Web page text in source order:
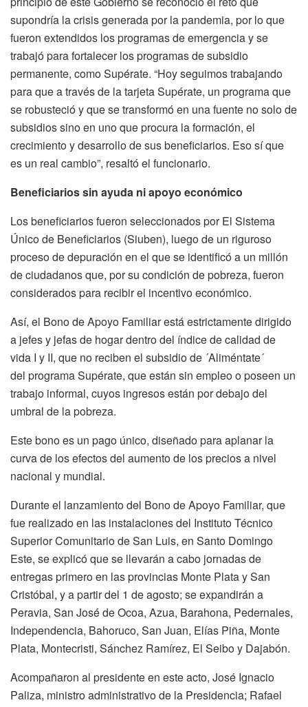
supondría la crisis generada por la pandemia, por lo que
fueron extendidos los programas de emergencia y se
trabajó para fortalecer los programas de subsidio
permanente, como Supérate. “Hoy seguimos trabajando
para que a través de la tarjeta Supérate, un programa que
se robusteció y que se transformó en una fuente no solo de
subsidios sino en uno que procura la formación, el
crecimiento y desarrollo de sus beneficiarios. Eso sí que
es un real cambio”, resaltó el funcionario.
Beneficiarios sin ayuda ni apoyo económico
Los beneficiarios fueron seleccionados por El Sistema
Único de Beneficiarios (Siuben), luego de un riguroso
proceso de depuración en el que se identificó a un millón
de ciudadanos que, por su condición de pobreza, fueron
considerados para recibir el incentivo económico.
Así, el Bono de Apoyo Familiar está estrictamente dirigido
a jefes y jefas de hogar dentro del índice de calidad de
vida I y II, que no reciben el subsidio de ´Aliméntate´
del programa Supérate, que están sin empleo o poseen un
trabajo informal, cuyos ingresos están por debajo del
umbral de la pobreza.
Este bono es un pago único, diseñado para aplanar la
curva de los efectos del aumento de los precios a nivel
nacional y mundial.
Durante el lanzamiento del Bono de Apoyo Familiar, que
fue realizado en las instalaciones del Instituto Técnico
Superior Comunitario de San Luis, en Santo Domingo
Este, se explicó que se llevarán a cabo jornadas de
entregas primero en las provincias Monte Plata y San
Cristóbal, y a partir del 1 de agosto; se expandirán a
Peravia, San José de Ocoa, Azua, Barahona, Pedernales,
Independencia, Bahoruco, San Juan, Elías Piña, Monte
Plata, Montecristi, Sánchez Ramírez, El Seibo y Dajabón.
Acompañaron al presidente en este acto, José Ignacio
Paliza, ministro administrativo de la Presidencia; Rafael